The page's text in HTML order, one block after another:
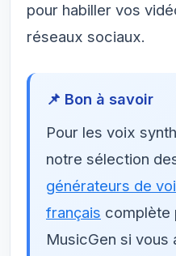
pour habiller vos
réseaux sociaux.
📌 Bon à savoir
Pour les voix
notre sélection
générateurs de
français complète
MusicGen si vous